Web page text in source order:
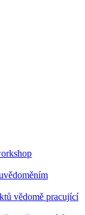
vědomě pracující